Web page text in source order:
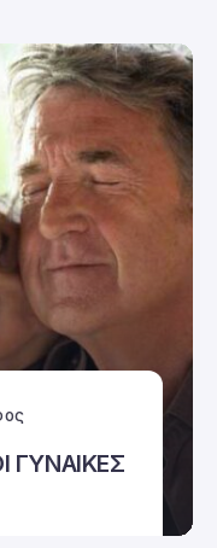
ΓΥΝΑΙΚΕΣ